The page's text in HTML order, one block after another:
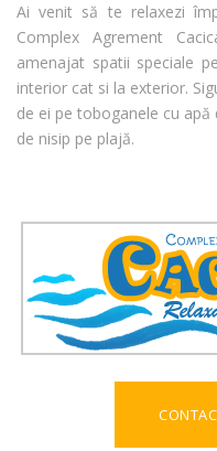
Ai venit să te relaxezi
Complex Agrement
amenajat spatii speciale
interior cat si la exterior.
de ei pe toboganele cu
de nisip pe plajă.